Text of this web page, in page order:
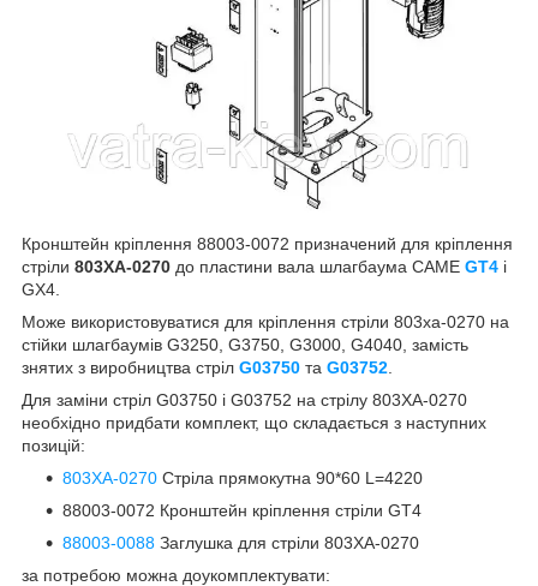
Кронштейн кріплення 88003-0072 призначений для кріплення
стріли 803XA-0270 до пластини вала шлагбаума CAME GT4 і
GX4.
Може використовуватися для кріплення стріли 803xa-0270 на
стійки шлагбаумів G3250, G3750, G3000, G4040, замість
знятих з виробництва стріл G03750 та G03752
Для заміни стріл G03750 і G03752 на стрілу 803XA-0270
необхідно придбати комплект, що складається з наступних
позицій:
803XA-0270 Стріла прямокутна 90*60 L=4220
88003-0072 Кронштейн кріплення стріли GT4
88003-0088 Заглушка для стріли 803XA-0270
за потребою можна доукомплектувати: